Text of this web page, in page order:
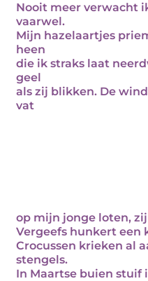
Nooit meer verwacht
vaarwel.
Mijn hazelaartjes
heen
die ik straks laat
geel
als zij blikken. De
vat
op mijn jonge loten,
Vergeefs hunkert een
Crocussen krieken al
stengels.
In Maartse buien stuif